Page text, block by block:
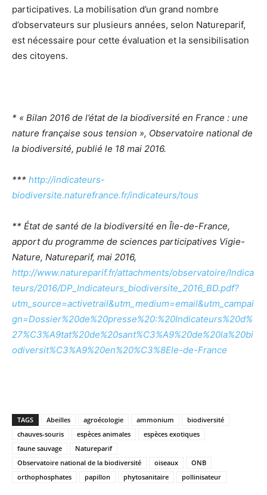
participatives. La mobilisation d’un grand nombre
d’observateurs sur plusieurs années, selon Natureparif,
est nécessaire pour cette évaluation et la sensibilisation
des citoyens.
* « Bilan 2016 de l’état de la biodiversité en France : une
nature française sous tension », Observatoire national de
la biodiversité, publié le 18 mai 2016.
*** http://indicateurs-
biodiversite.naturefrance.fr/indicateurs/tous
** État de santé de la biodiversité en Île-de-France,
apport du programme de sciences participatives Vigie-
Nature, Natureparif, mai 2016,
http://www.natureparif.fr/attachments/observatoire/Indica
teurs/2016/DP_Indicateurs_biodiversite_2016_BD.pdf?
utm_source=activetrail&utm_medium=email&utm_campai
gn=Dossier%20de%20presse%20:%20Indicateurs%20d%
27%C3%A9tat%20de%20sant%C3%A9%20de%20la%20bi
odiversit%C3%A9%20en%20%C3%8Ele-de-France
TAGS Abeilles agroécologie ammonium
biodiversité
chauves-souris
espèces animales
espèces exotiques
faune sauvage
Natureparif
Observatoire national de la biodiversité
oiseaux
ONB
orthophosphates
papillon phytosanitaire pollinisateur